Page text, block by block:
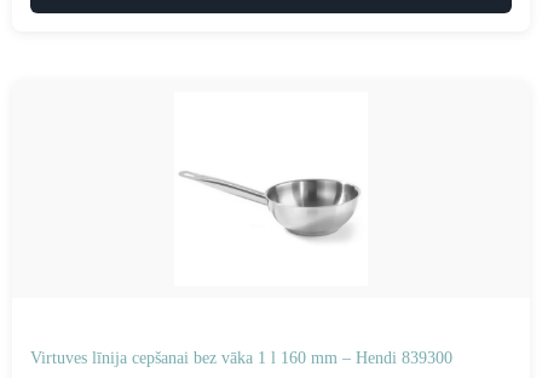
Virtuves līnija cepšanai bez vāka 1 l 160 mm – Hendi 839300